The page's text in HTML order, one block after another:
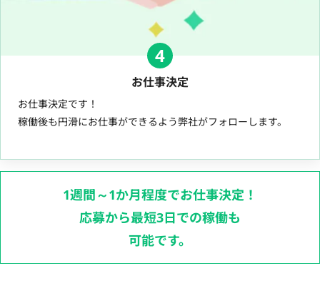
4
お仕事決定
お仕事決定です！
稼働後も円滑にお仕事ができるよう弊社がフォローします。
1週間～1か月程度でお仕事決定！
応募から最短3日での稼働も
可能です。